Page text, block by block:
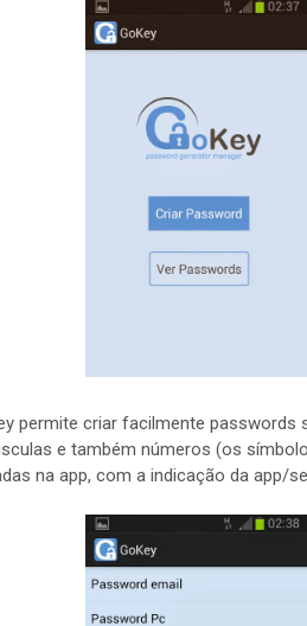
permite criar facilmente
e também números (os
na app, com a indicação da app/